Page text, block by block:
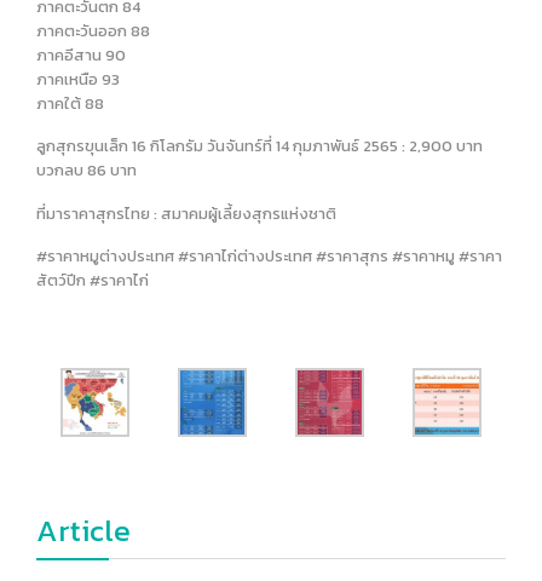
ภาคตะวันตก 84
ภาคตะวันออก 88
ภาคอีสาน 90
ภาคเหนือ 93
ภาคใต้ 88
ลูกสุกรขุนเล็ก 16 กิโลกรัม วันจันทร์ที่ 14 กุมภาพันธ์ 2565 : 2,900 บาท
บวกลบ 86 บาท
ที่มาราคาสุกรไทย : สมาคมผู้เลี้ยงสุกรแห่งชาติ
#ราคาหมูต่างประเทศ #ราคาไก่ต่างประเทศ #ราคาสุกร #ราคาหมู #ราคา
สัตว์ปีก #ราคาไก่
Article